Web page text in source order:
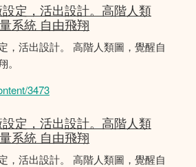
定，活出設計。高階人類
系統 自由飛翔
，活出設計。 高階人類圖，覺醒自
3473
定，活出設計。高階人類
系統 自由飛翔
，活出設計。 高階人類圖，覺醒自